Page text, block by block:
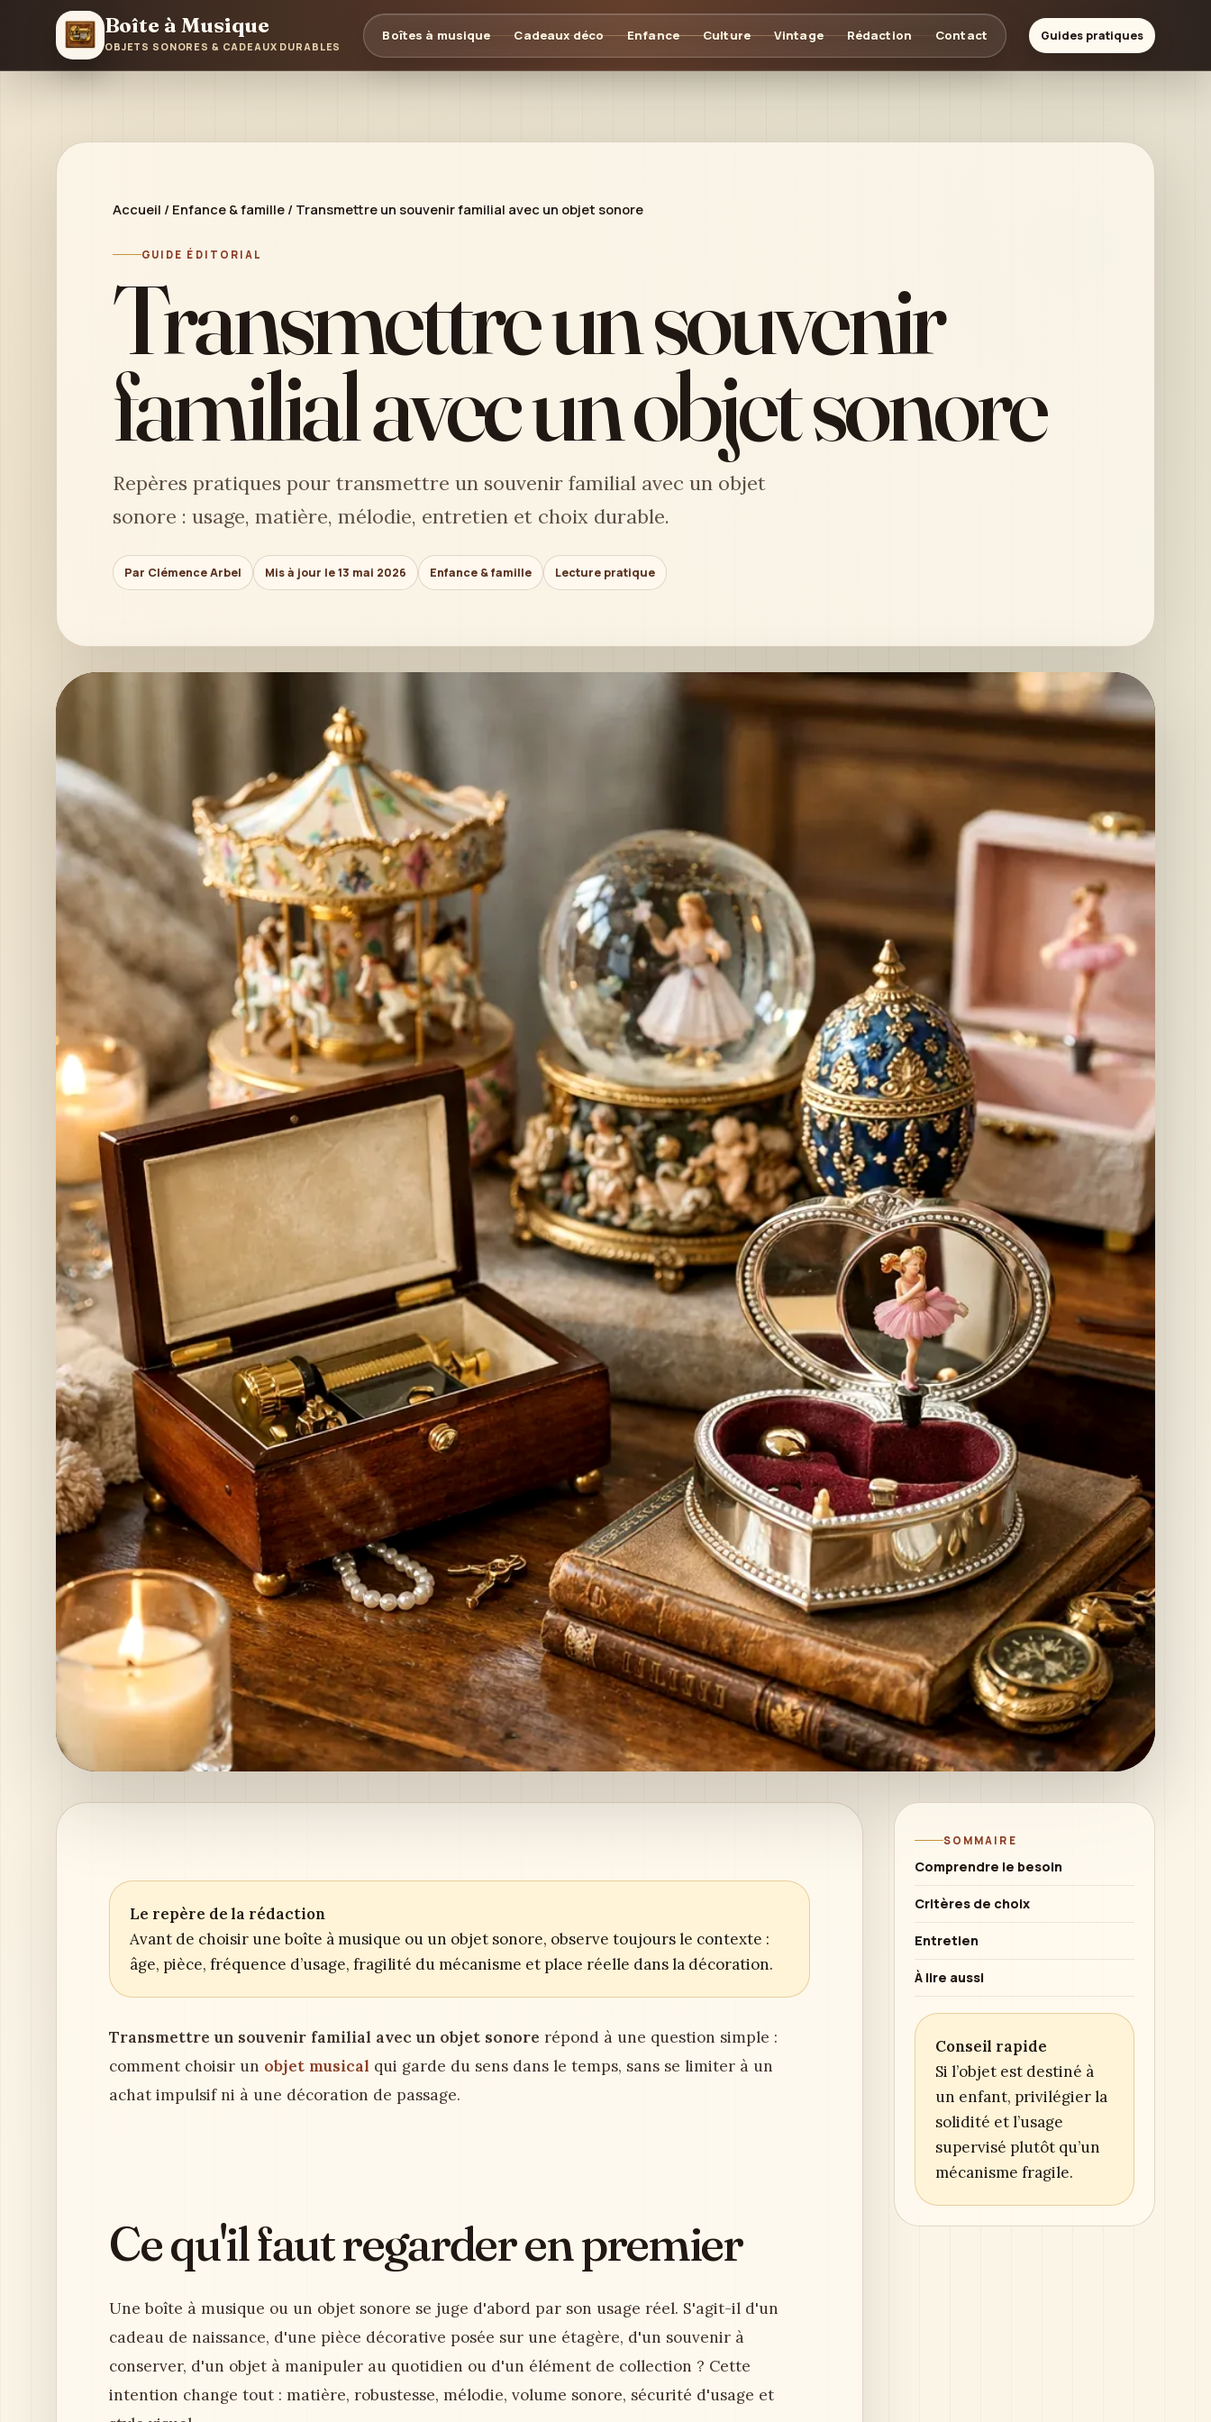
Boîte à Musique
OBJETS SONORES & CADEAUX DURABLES
Boîtes à musique Cadeaux déco Enfance Culture Vintage Rédaction Contact Guides pratiques
Accueil / Enfance & famille / Transmettre un souvenir familial avec un objet sonore
GUIDE ÉDITORIAL
Transmettre un souvenir
familial avec un objet sonore
Repères pratiques pour transmettre un souvenir familial avec un objet
sonore : usage, matière, mélodie, entretien et choix durable.
Par Clémence Arbel Mis à jour le 13 mai 2026 Enfance & famille Lecture pratique
Le repère de la rédaction
Avant de choisir une boîte à musique ou un objet sonore, observe toujours le contexte :
âge, pièce, fréquence d’usage, fragilité du mécanisme et place réelle dans la décoration.
Transmettre un souvenir familial avec un objet sonore répond à une question simple :
comment choisir un objet musical qui garde du sens dans le temps, sans se limiter à un
achat impulsif ni à une décoration de passage.
Ce qu'il faut regarder en premier
Une boîte à musique ou un objet sonore se juge d'abord par son usage réel. S'agit-il d'un
cadeau de naissance, d'une pièce décorative posée sur une étagère, d'un souvenir à
conserver, d'un objet à manipuler au quotidien ou d'un élément de collection ? Cette
intention change tout : matière, robustesse, mélodie, volume sonore, sécurité d'usage et
SOMMAIRE
Comprendre le besoin
Critères de choix
Entretien
À lire aussi
Conseil rapide
Si l’objet est destiné à
un enfant, privilégier la
solidité et l’usage
supervisé plutôt qu’un
mécanisme fragile.